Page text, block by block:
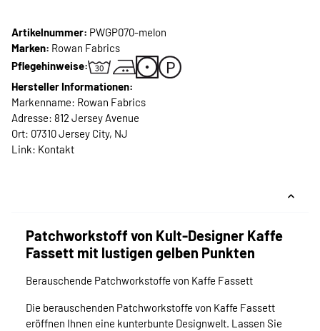
Artikelnummer: PWGP070-melon
Marken: Rowan Fabrics
Pflegehinweise:
Hersteller Informationen:
Markenname: Rowan Fabrics
Adresse: 812 Jersey Avenue
Ort: 07310 Jersey City, NJ
Link: Kontakt
Patchworkstoff von Kult-Designer Kaffe
Fassett mit lustigen gelben Punkten
Berauschende Patchworkstoffe von Kaffe Fassett
Die berauschenden Patchworkstoffe von Kaffe Fassett
eröffnen Ihnen eine kunterbunte Designwelt. Lassen Sie